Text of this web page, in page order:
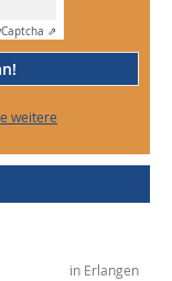
Captcha ⇗
weitere
in Erlangen